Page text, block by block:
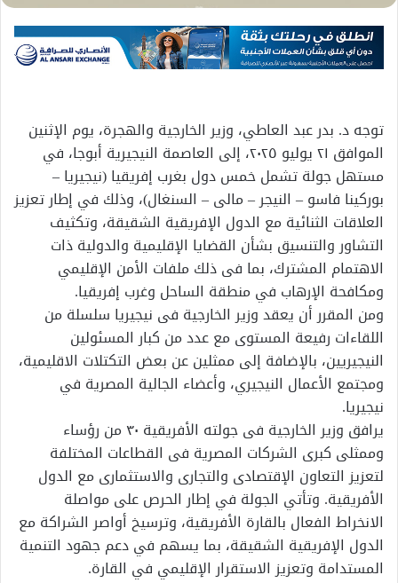
توجه د. بدر عبد العاطي، وزير الخارجية والهجرة، يوم الإثنين
الموافق ٢١ يوليو ٢٠٢٥، إلى العاصمة النيجيرية أبوجا، في
مستهل جولة تشمل خمس دول بغرب إفريقيا (نيجيريا –
بوركينا فاسو – النيجر – مالى – السنغال)، وذلك في إطار تعزيز
العلاقات الثنائية مع الدول الإفريقية الشقيقة، وتكثيف
التشاور والتنسيق بشأن القضايا الإقليمية والدولية ذات
الاهتمام المشترك، بما فى ذلك ملفات الأمن الإقليمي
ومكافحة الإرهاب في منطقة الساحل وغرب إفريقيا.
ومن المقرر أن يعقد وزير الخارجية فى نيجيريا سلسلة من
اللقاءات رفيعة المستوى مع عدد من كبار المسئولين
النيجيريين، بالإضافة إلى ممثلين عن بعض التكتلات الاقليمية،
ومجتمع الأعمال النيجيري، وأعضاء الجالية المصرية في
نيجيريا.
يرافق وزير الخارجية فى جولته الأفريقية ٣٠ من رؤساء
وممثلى كبرى الشركات المصرية فى القطاعات المختلفة
لتعزيز التعاون الإقتصادى والتجارى والاستثمارى مع الدول
الأفريقية. وتأتي الجولة في إطار الحرص على مواصلة
الانخراط الفعال بالقارة الأفريقية، وترسيخ أواصر الشراكة مع
الدول الإفريقية الشقيقة، بما يسهم في دعم جهود التنمية
المستدامة وتعزيز الاستقرار الإقليمي في القارة.